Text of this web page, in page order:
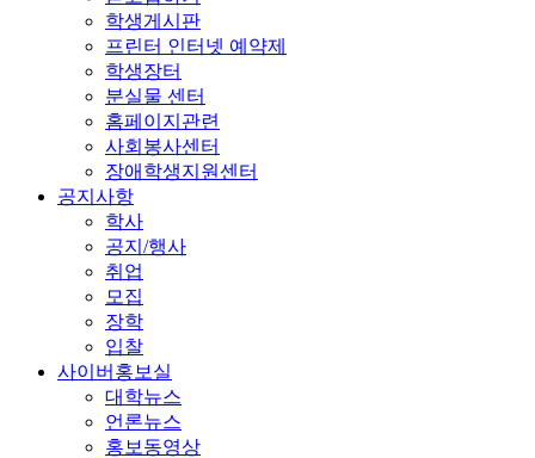
학생게시판
프린터 인터넷 예약제
학생장터
분실물 센터
홈페이지관련
사회봉사센터
장애학생지원센터
공지사항
학사
공지/행사
취업
모집
장학
입찰
사이버홍보실
대학뉴스
언론뉴스
홍보동영상